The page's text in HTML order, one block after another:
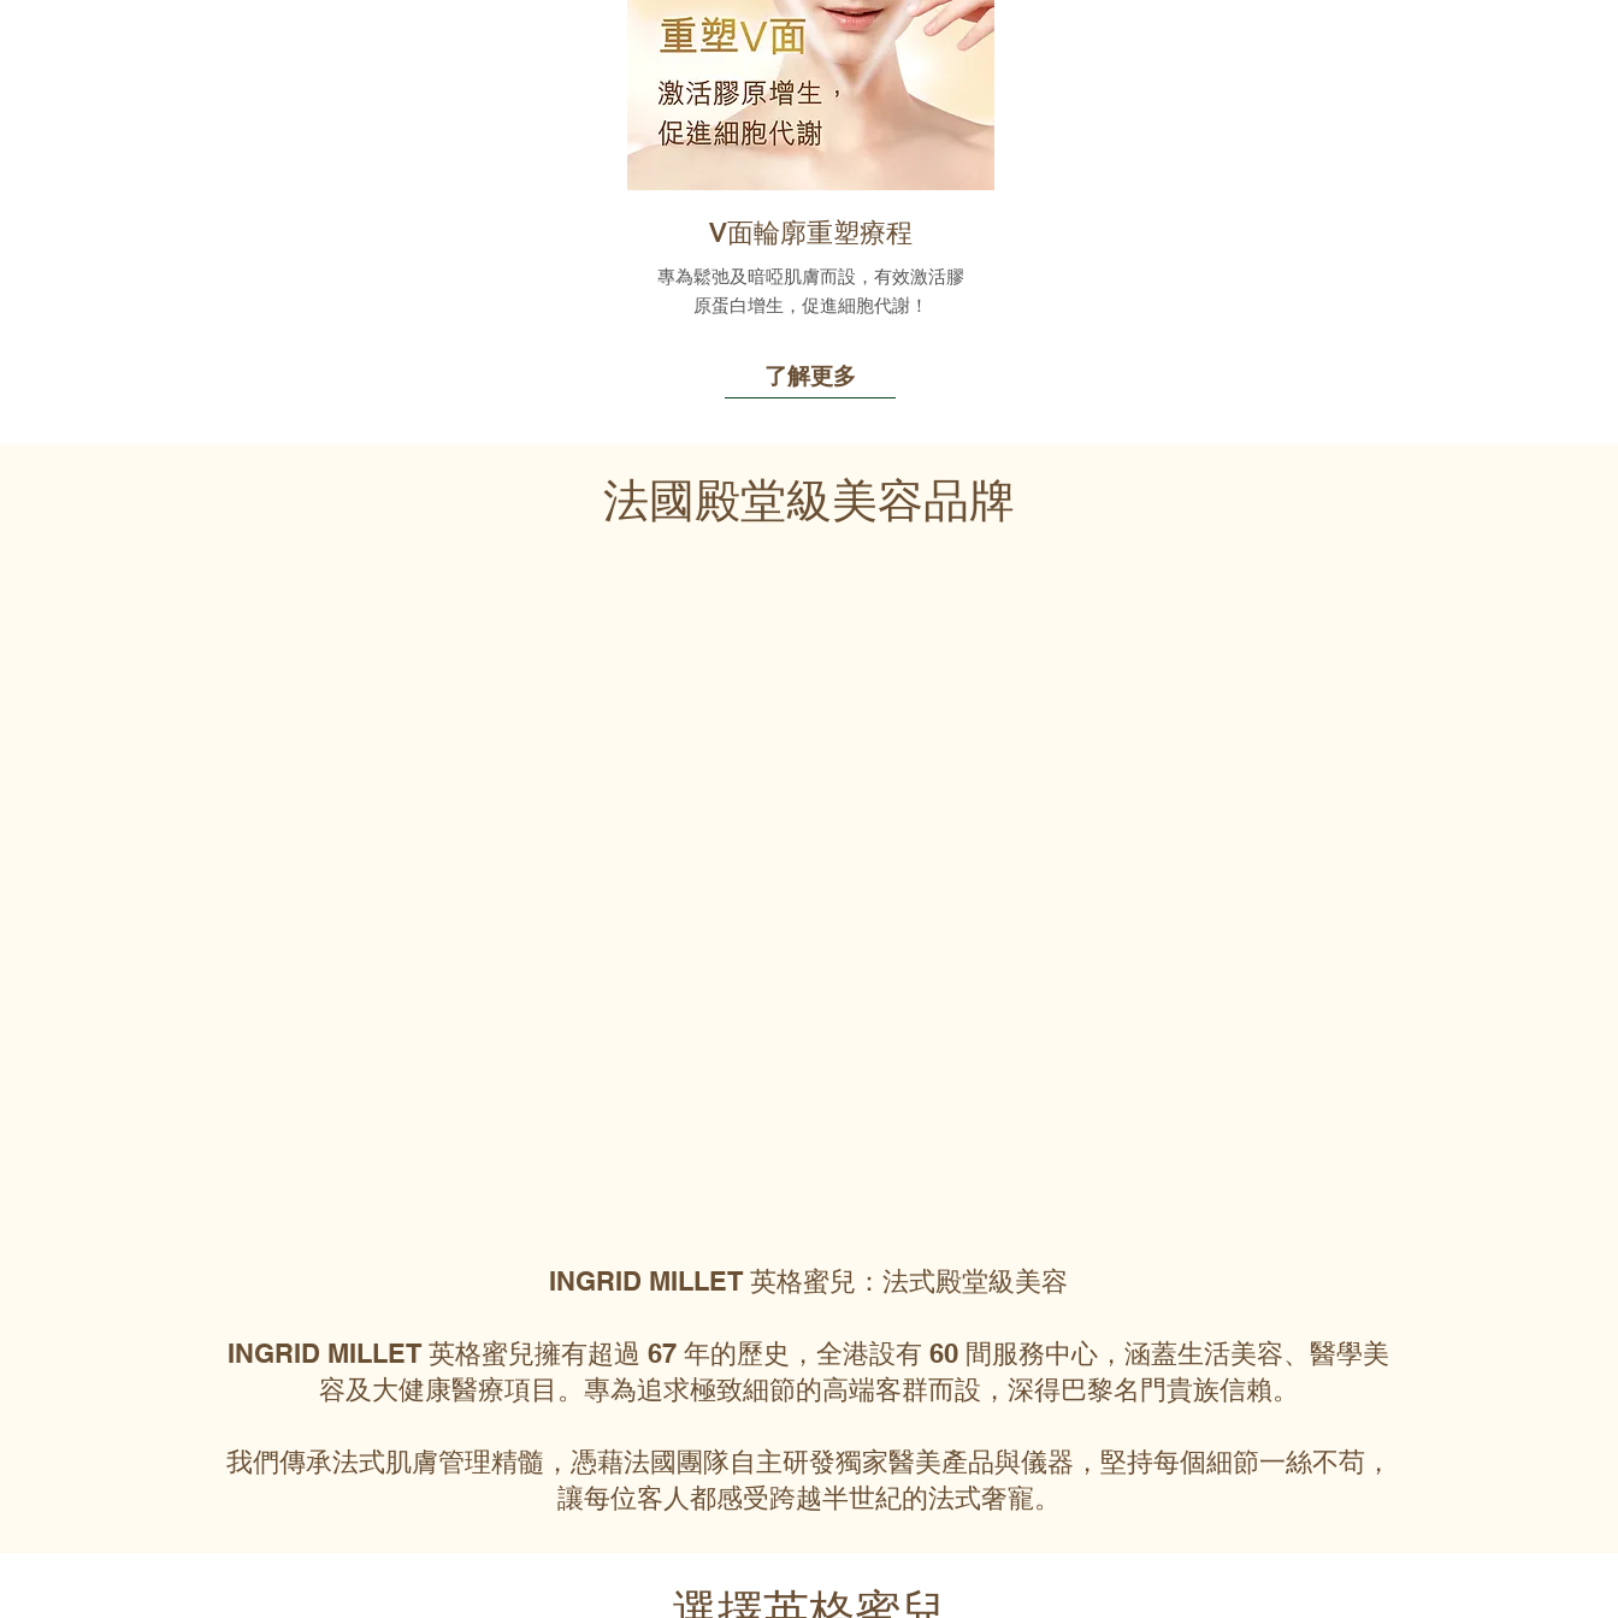
V面輪廓重塑療程
專為鬆弛及暗啞肌膚而設，有效激活膠
原蛋白增生，促進細胞代謝！
了解更多
法國殿堂級美容品牌
INGRID MILLET 英格蜜兒：法式殿堂級美容
INGRID MILLET 英格蜜兒擁有超過 67 年的歷史，全港設有 60 間服務中心，涵蓋生活美容、醫學美
容及大健康醫療項目。專為追求極致細節的高端客群而設，深得巴黎名門貴族信賴。
我們傳承法式肌膚管理精髓，憑藉法國團隊自主研發獨家醫美產品與儀器，堅持每個細節一絲不苟，
讓每位客人都感受跨越半世紀的法式奢寵。